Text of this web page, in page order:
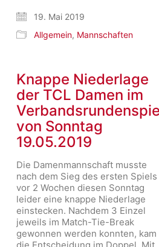
19. Mai 2019
Allgemein, Mannschaften
Knappe Niederlage
der TCL Damen im
von Sonntag
19.05.2019
Die Damenmannschaft musste
nach dem Sieg des ersten Spiels
vor 2 Wochen diesen Sonntag
leider eine knappe Niederlage
einstecken. Nachdem 3 Einzel
jeweils im Match-Tie-Break
gewonnen werden konnten, kam